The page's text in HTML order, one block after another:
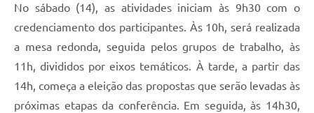
No sábado (14), as atividades iniciam às 9h30 com o
credenciamento dos participantes. Às 10h, será realizada
a mesa redonda, seguida pelos grupos de trabalho, às
11h, divididos por eixos temáticos. À tarde, a partir das
14h, começa a eleição das propostas que serão levadas às
próximas etapas da conferência. Em seguida, às 14h30,